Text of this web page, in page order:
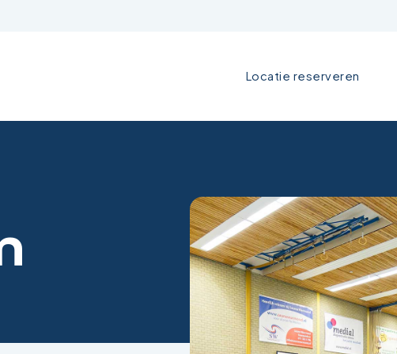
Locatie reserveren